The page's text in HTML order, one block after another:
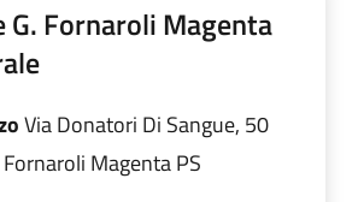
G. Fornaroli Magenta
Via Donatori Di Sangue, 50
Fornaroli Magenta PS